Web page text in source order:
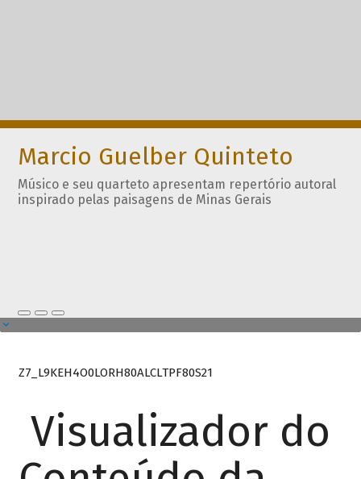
Marcio Guelber Quinteto
Músico e seu quarteto apresentam repertório autoral
inspirado pelas paisagens de Minas Gerais
Z7_L9KEH4O0LORH80ALCLTPF80S21
Visualizador do